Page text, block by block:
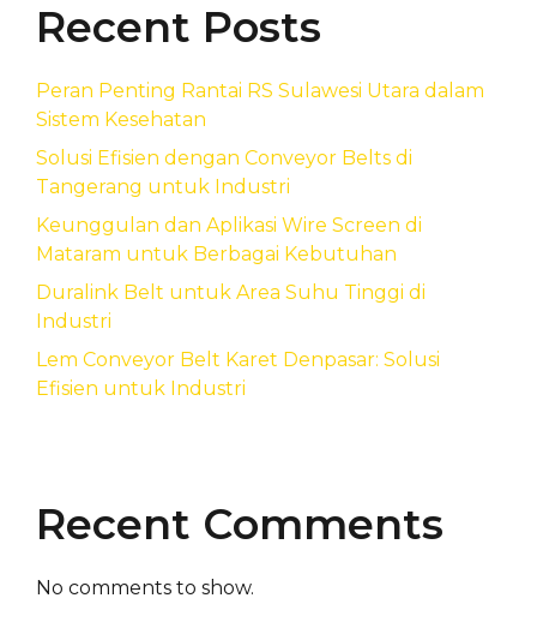
Recent Posts
Peran Penting Rantai RS Sulawesi Utara dalam
Sistem Kesehatan
Solusi Efisien dengan Conveyor Belts di
Tangerang untuk Industri
Keunggulan dan Aplikasi Wire Screen di
Mataram untuk Berbagai Kebutuhan
Duralink Belt untuk Area Suhu Tinggi di
Industri
Lem Conveyor Belt Karet Denpasar: Solusi
Efisien untuk Industri
Recent Comments
No comments to show.